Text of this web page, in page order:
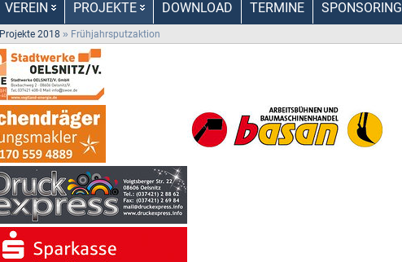
VEREIN PROJEKTE DOWNLOAD TERMINE SPONSORING
Projekte 2018 » Frühjahrsputzaktion